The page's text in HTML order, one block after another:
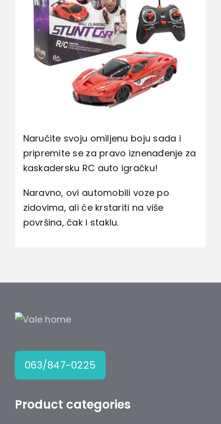
Naručite svoju omiljenu boju sada i
pripremite se za pravo iznenađenje za
kaskadersku RC auto igračku!
Naravno, ovi automobili voze po
zidovima, ali će krstariti na više
površina, čak i staklu.
063/847-0225
Product categories